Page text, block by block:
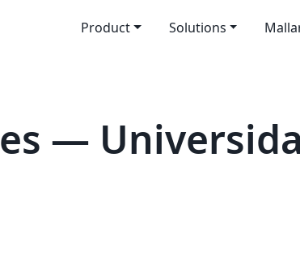
Product Solutions
—